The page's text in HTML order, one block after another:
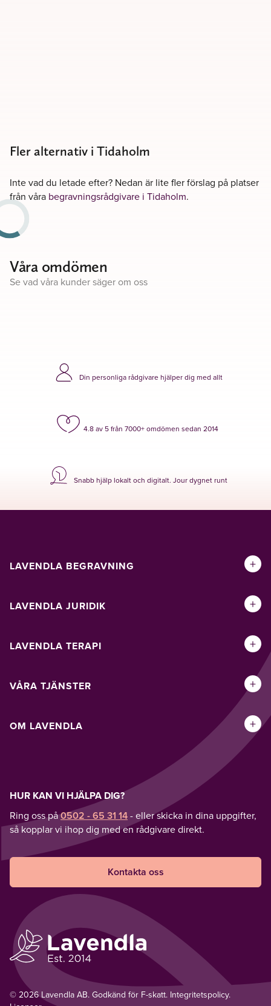
Fler alternativ i Tidaholm
Inte vad du letade efter? Nedan är lite fler förslag på platser
från våra begravningsrådgivare i Tidaholm.
Våra omdömen
Se vad våra kunder säger om oss
Din personliga rådgivare hjälper dig med allt
4.8 av 5 från 7000+ omdömen sedan 2014
Snabb hjälp lokalt och digitalt. Jour dygnet runt
LAVENDLA BEGRAVNING +
LAVENDLA JURIDIK +
LAVENDLA TERAPI +
VÅRA TJÄNSTER +
OM LAVENDLA +
HUR KAN VI HJÄLPA DIG?
Ring oss på0502 - 65 31 14- eller skicka in dina uppgifter,
så kopplar vi ihop dig med en rådgivare direkt.
Kontakta oss
© 2026 Lavendla AB. Godkänd för F-skatt. Integritetspolicy.